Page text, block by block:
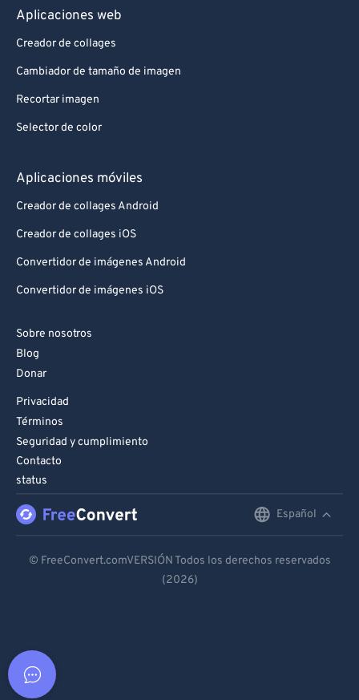
Aplicaciones web
Creador de collages
Cambiador de tamaño de imagen
Recortar imagen
Selector de color
Aplicaciones móviles
Creador de collages Android
Creador de collages iOS
Convertidor de imágenes Android
Convertidor de imágenes iOS
Sobre nosotros
Blog
Donar
Privacidad
Términos
Seguridad y cumplimiento
Contacto
status
Español
Español
© FreeConvert.comVERSIÓN Todos los derechos reservados
(2026)